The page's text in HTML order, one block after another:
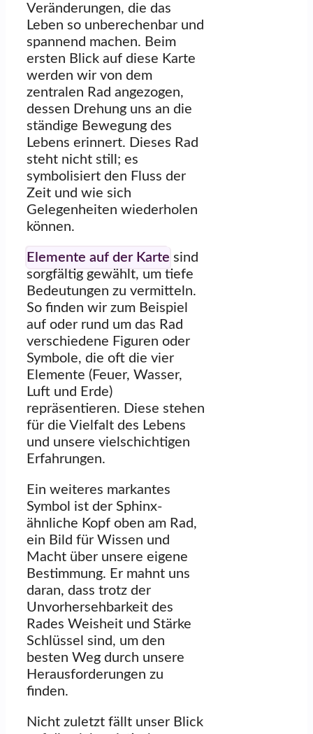
Veränderungen, die das
Leben so unberechenbar und
spannend machen. Beim
ersten Blick auf diese Karte
werden wir von dem
zentralen Rad angezogen,
dessen Drehung uns an die
ständige Bewegung des
Lebens erinnert. Dieses Rad
steht nicht still; es
symbolisiert den Fluss der
Zeit und wie sich
Gelegenheiten wiederholen
können.
Elemente auf der Karte sind
sorgfältig gewählt, um tiefe
Bedeutungen zu vermitteln.
So finden wir zum Beispiel
auf oder rund um das Rad
verschiedene Figuren oder
Symbole, die oft die vier
Elemente (Feuer, Wasser,
Luft und Erde)
repräsentieren. Diese stehen
für die Vielfalt des Lebens
und unsere vielschichtigen
Erfahrungen.
Ein weiteres markantes
Symbol ist der Sphinx-
ähnliche Kopf oben am Rad,
ein Bild für Wissen und
Macht über unsere eigene
Bestimmung. Er mahnt uns
daran, dass trotz der
Unvorhersehbarkeit des
Rades Weisheit und Stärke
Schlüssel sind, um den
besten Weg durch unsere
Herausforderungen zu
finden.
Nicht zuletzt fällt unser Blick